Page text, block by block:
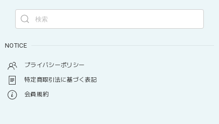
NOTICE
プライバシーポリシー
特定商取引法に基づく表記
会員規約